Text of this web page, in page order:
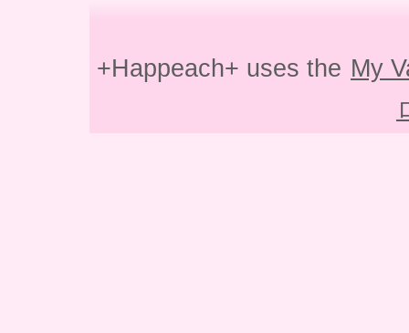
+Happeach+ uses the My